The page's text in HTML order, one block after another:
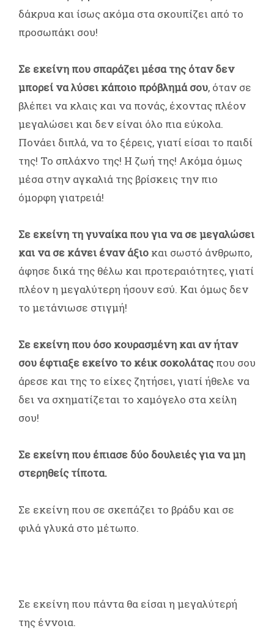
δάκρυα και ίσως ακόμα στα σκουπίζει από το
προσωπάκι σου!
Σε εκείνη που σπαράζει μέσα της όταν δεν
μπορεί να λύσει κάποιο πρόβλημά σου, όταν σε
βλέπει να κλαις και να πονάς, έχοντας πλέον
μεγαλώσει και δεν είναι όλο πια εύκολα.
Πονάει διπλά, να το ξέρεις, γιατί είσαι το παιδί
της! Το σπλάχνο της! Η ζωή της! Ακόμα όμως
μέσα στην αγκαλιά της βρίσκεις την πιο
όμορφη γιατρειά!
Σε εκείνη τη γυναίκα που για να σε μεγαλώσει
και να σε κάνει έναν άξιο και σωστό άνθρωπο,
άφησε δικά της θέλω και προτεραιότητες, γιατί
πλέον η μεγαλύτερη ήσουν εσύ. Και όμως δεν
το μετάνιωσε στιγμή!
Σε εκείνη που όσο κουρασμένη και αν ήταν
σου έφτιαξε εκείνο το κέικ σοκολάταςπου σου
άρεσε και της το είχες ζητήσει, γιατί ήθελε να
δει να σχηματίζεται το χαμόγελο στα χείλη
σου!
Σε εκείνη που έπιασε δύο δουλειές για να μη
στερηθείς τίποτα.
Σε εκείνη που σε σκεπάζει το βράδυ και σε
φιλά γλυκά στο μέτωπο.
Σε εκείνη που πάντα θα είσαι η μεγαλύτερή
της έννοια.